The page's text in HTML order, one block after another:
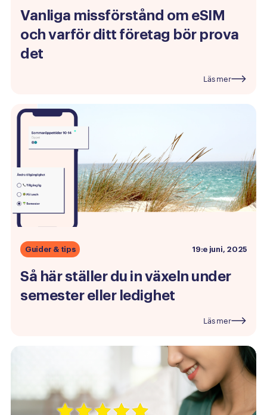
Vanliga missförstånd om eSIM
och varför ditt företag bör prova
det
Läs mer
Guider & tips 19:e juni, 2025
Så här ställer du in växeln under
semester eller ledighet
Läs mer